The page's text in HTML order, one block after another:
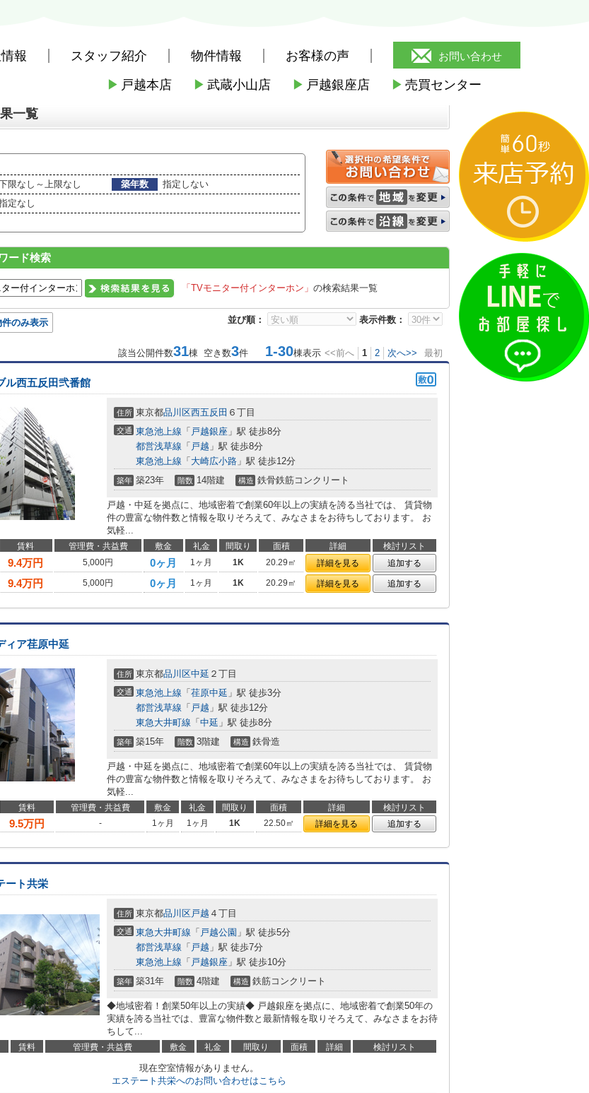
報 スタッフ紹介 物件情報 お客様の声 お問い合わせ
▶ 戸越本店 ▶ 武蔵小山店 ▶ 戸越銀座店 ▶ 売買センター
一覧
限なし～上限なし 築年数
指定しない
定なし
ード検索
「TVモニター付インターホン」 の検索結果一覧
並び順： 表示件数：
件のみ表示
該当公開件数31棟 空き数3件 1-30棟表示 <<前へ 1 2 次へ>> 最初
ル西五反田弐番館
住所 東京都品川区西五反田 ６丁目
交通 東急池上線 「 戸越銀座 」駅 徒歩8分
都営浅草線 「 戸越 」駅 徒歩8分
東急池上線 「 大崎広小路 」駅 徒歩12分
築年 築23年 階数 14階建 構造 鉄骨鉄筋コンクリート
戸越・中延を拠点に、地域密着で創業60年以上の実績を誇る当社では、 賃貸物
件の豊富な物件数と情報を取りそろえて、みなさまをお待ちしております。 お
気軽...
賃料 管理費・共益費 敷金 礼金 間取り 面積 詳細
検討リスト
9.4万円 5,000円 0ヶ月 1ヶ月 1K 20.29㎡ 詳細を見る
追加する
9.4万円 5,000円 0ヶ月 1ヶ月 1K 20.29㎡ 詳細を見る 追加する
ィア荏原中延
住所 東京都品川区中延 ２丁目
交通 東急池上線 「 荏原中延 」駅 徒歩3分
都営浅草線 「 戸越 」駅 徒歩12分
東急大井町線 「 中延 」駅 徒歩8分
築年 築15年 階数 3階建 構造 鉄骨造
戸越・中延を拠点に、地域密着で創業60年以上の実績を誇る当社では、 賃貸物
件の豊富な物件数と情報を取りそろえて、みなさまをお待ちしております。 お
気軽...
賃料 管理費・共益費 敷金 礼金 間取り 面積 詳細
検討リスト
9.5万円 - 1ヶ月 1ヶ月 1K 22.50㎡ 詳細を見る 追加する
ート共栄
住所 東京都品川区戸越 ４丁目
交通 東急大井町線 「 戸越公園 」駅 徒歩5分
都営浅草線 「 戸越 」駅 徒歩7分
東急池上線 「 戸越銀座 」駅 徒歩10分
築年 築31年 階数 4階建 構造 鉄筋コンクリート
◆地域密着！創業50年以上の実績◆ 戸越銀座を拠点に、地域密着で創業50年の
実績を誇る当社では、豊富な物件数と最新情報を取りそろえて、みなさまをお待
ちして...
賃料 管理費・共益費 敷金 礼金 間取り 面積 詳細 検討リスト
現在空室情報がありません。
エステート共栄へのお問い合わせはこちら